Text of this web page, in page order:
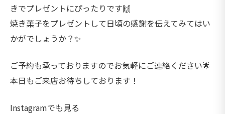
きでプレゼントにぴったりです🙌
焼き菓子をプレゼントして日頃の感謝を伝えてみてはい
かがでしょうか？✨
ご予約も承っておりますのでお気軽にご連絡ください🌟
本日もご来店お待ちしております！
Instagramでも見る